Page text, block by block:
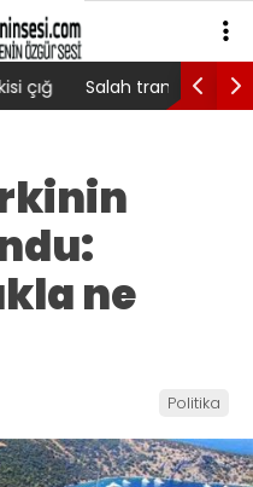
forma alan
sorusu
Pazarlı
ne
Politika